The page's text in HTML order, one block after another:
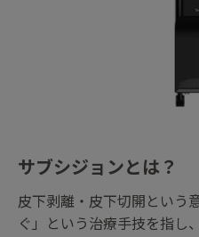
サブシジョンとは？
皮下剥離・皮下切開という
ぐ」という治療手技を指し